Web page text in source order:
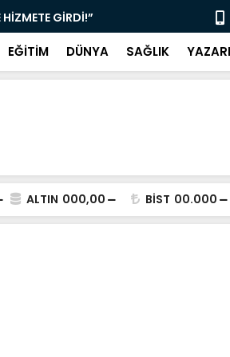
HİZMETE GİRDİ!”
ARADA!”
EĞİTİM DÜNYA SAĞLIK
ALTIN 000,00 BİST 00.000